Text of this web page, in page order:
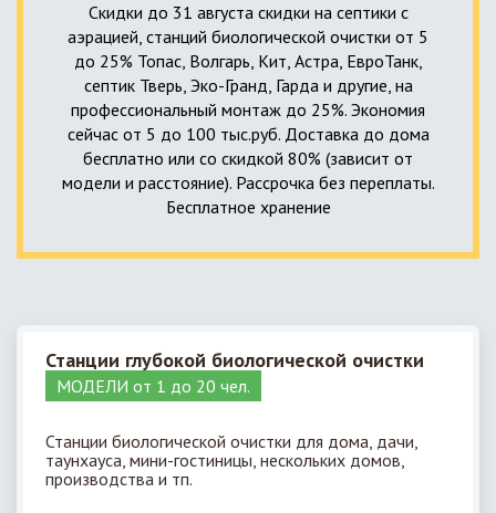
Скидки до 31 августа скидки на септики с
аэрацией, станций биологической очистки от 5
до 25% Топас, Волгарь, Кит, Астра, ЕвроТанк,
септик Тверь, Эко-Гранд, Гарда и другие, на
профессиональный монтаж до 25%. Экономия
сейчас от 5 до 100 тыс.руб. Доставка до дома
бесплатно или со скидкой 80% (зависит от
модели и расстояние). Рассрочка без переплаты.
Бесплатное хранение
Станции глубокой биологической очистки
МОДЕЛИ от 1 до 20 чел.
Станции биологической очистки для дома, дачи,
таунхауса, мини-гостиницы, нескольких домов,
производства и тп.